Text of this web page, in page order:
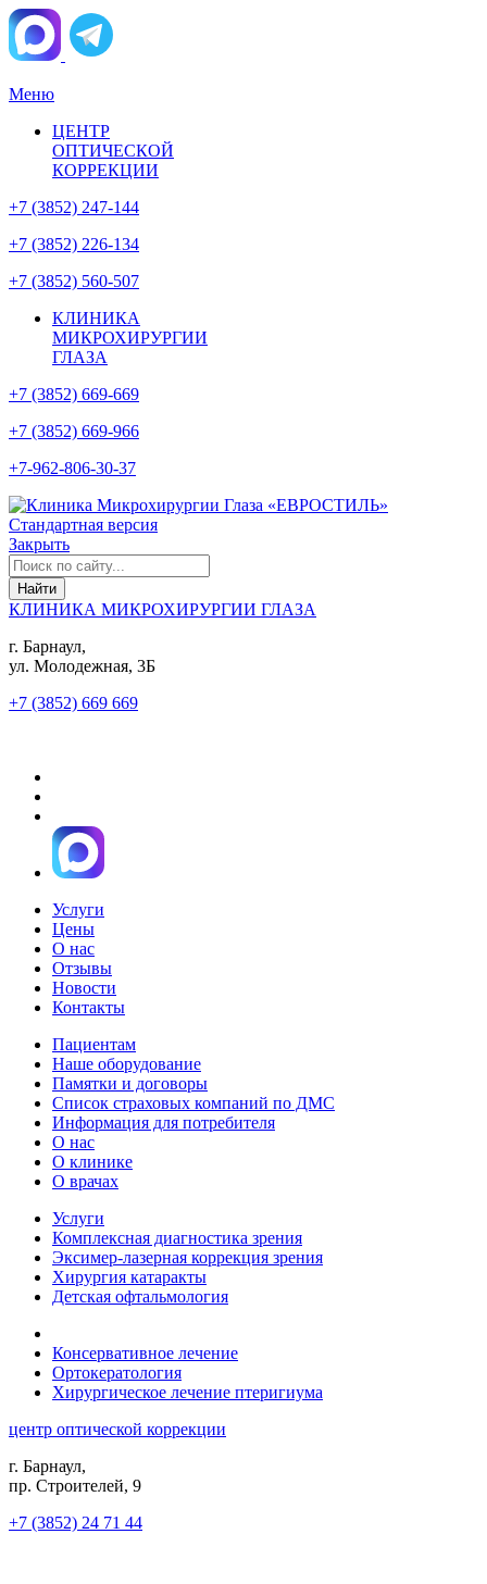
Меню
ЦЕНТР
ОПТИЧЕСКОЙ
КОРРЕКЦИИ
+7 (3852) 247-144
+7 (3852) 226-134
+7 (3852) 560-507
КЛИНИКА
МИКРОХИРУРГИИ
ГЛАЗА
+7 (3852) 669-669
+7 (3852) 669-966
+7-962-806-30-37
Стандартная версия
Закрыть
КЛИНИКА МИКРОХИРУРГИИ ГЛАЗА
г. Барнаул,
ул. Молодежная, 3Б
+7 (3852) 669 669
Услуги
Цены
О нас
Отзывы
Новости
Контакты
Пациентам
Наше оборудование
Памятки и договоры
Список страховых компаний по ДМС
Информация для потребителя
О нас
О клинике
О врачах
Услуги
Комплексная диагностика зрения
Эксимер-лазерная коррекция зрения
Хирургия катаракты
Детская офтальмология
Консервативное лечение
Ортокератология
Хирургическое лечение птеригиума
центр оптической коррекции
г. Барнаул,
пр. Строителей, 9
+7 (3852) 24 71 44